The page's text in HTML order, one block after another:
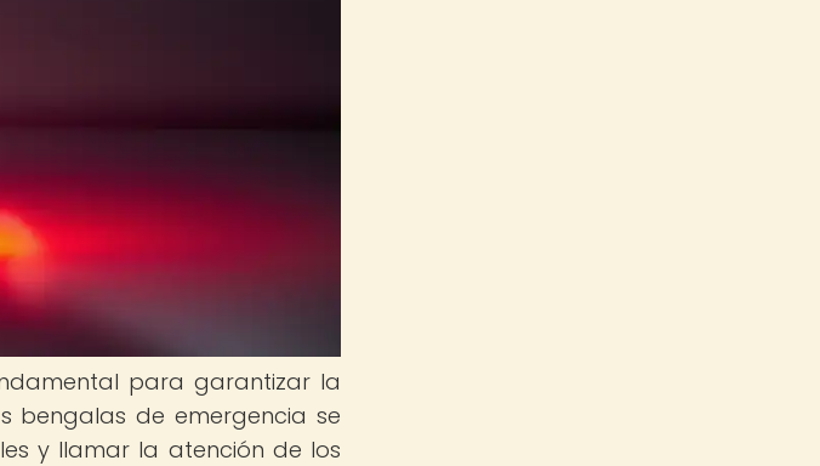
para garantizar la
bengalas de emergencia se
y llamar la atención de los